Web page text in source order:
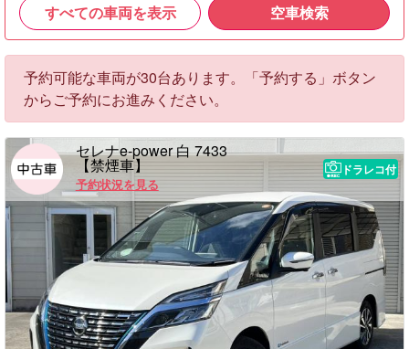
すべての車両を表示 空車検索
予約可能な車両が30台あります。「予約する」ボタン
からご予約にお進みください。
セレナe-power 白 7433
【禁煙車】
予約状況を見る
ドラレコ付